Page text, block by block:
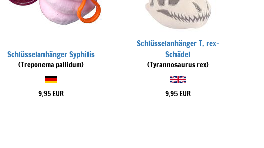
Schlüsselanhänger Syphilis
(Treponema pallidum)
9,95 EUR
Schlüsselanhänger T. rex-
Schädel
(Tyrannosaurus rex)
9,95 EUR